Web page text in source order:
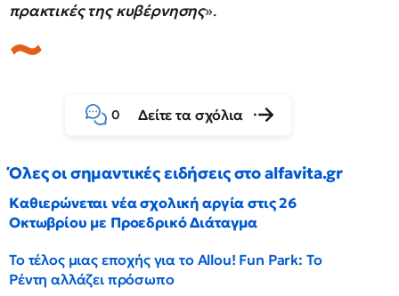
πρακτικές της κυβέρνησης».
0 Δείτε τα σχόλια
Όλες οι σημαντικές ειδήσεις στο alfavita.gr
Καθιερώνεται νέα σχολική αργία στις 26
Οκτωβρίου με Προεδρικό Διάταγμα
Το τέλος μιας εποχής για το Allou! Fun Park: Το
Ρέντη αλλάζει πρόσωπο